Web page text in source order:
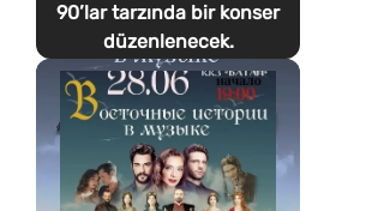
90’lar tarzında bir konser
düzenlenecek.